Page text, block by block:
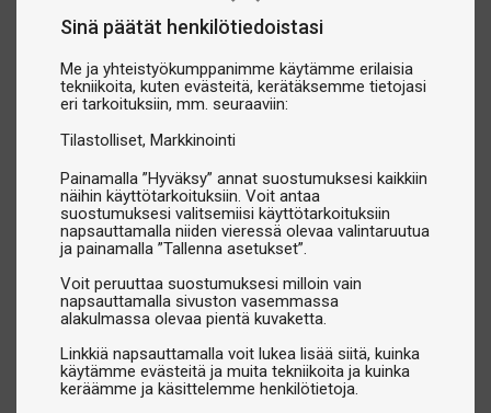
Sinä päätät henkilötiedoistasi
Me ja yhteistyökumppanimme käytämme erilaisia
tekniikoita, kuten evästeitä, kerätäksemme tietojasi
eri tarkoituksiin, mm. seuraaviin:
Tilastolliset Markkinointi
Painamalla ”Hyväksy” annat suostumuksesi kaikkiin
näihin käyttötarkoituksiin. Voit antaa
suostumuksesi valitsemiisi käyttötarkoituksiin
napsauttamalla niiden vieressä olevaa valintaruutua
ja painamalla ”Tallenna asetukset”.
Voit peruuttaa suostumuksesi milloin vain
napsauttamalla sivuston vasemmassa
alakulmassa olevaa pientä kuvaketta.
Linkkiä napsauttamalla voit lukea lisää siitä, kuinka
käytämme evästeitä ja muita tekniikoita ja kuinka